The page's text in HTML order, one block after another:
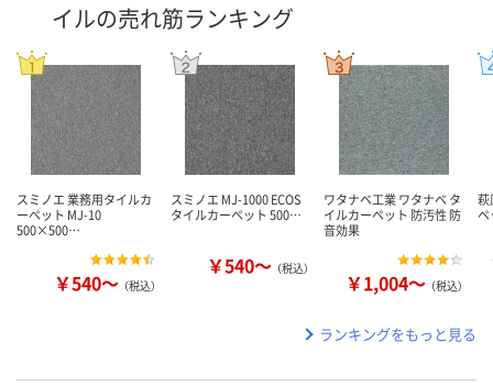
イルの売れ筋ランキング
スミノエ 業務用タイルカ
ーペット MJ-10
500×500…
￥540～ （税込）
スミノエ MJ-1000 ECOS
タイルカーペット 500…
￥540～ （税込）
ワタナベ工業 ワタナベ タ
イルカーペット 防汚性 防
音効果
￥1,004～ （税込）
萩
ペ
ランキングをもっと見る